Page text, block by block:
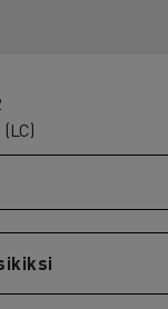
Wide